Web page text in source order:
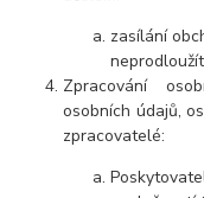
zasílání
Zpracování
osobních údajů,
zpracovatelé: